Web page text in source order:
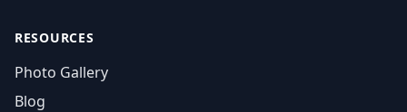
RESOURCES
Photo Gallery
Blog